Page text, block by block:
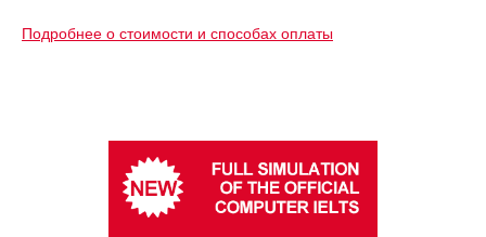
Подробнее о стоимости и способах оплаты